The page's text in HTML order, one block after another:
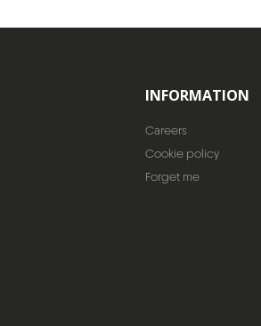
INFORMATION
Careers
Cookie policy
Forget me